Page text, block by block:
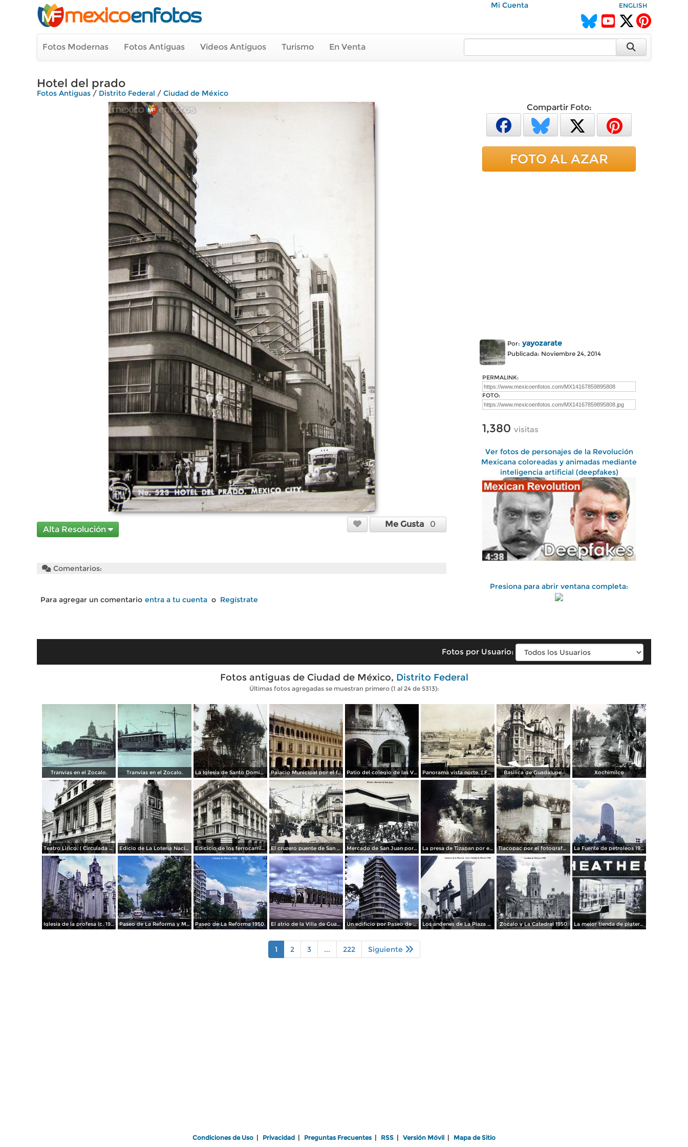
Mi Cuenta ENGLISH
Fotos Modernas Fotos Antiguas Videos Antiguos Turismo En Venta
Hotel del prado
Fotos Antiguas / Distrito Federal / Ciudad de México
Alta Resolución
Me Gusta 0
Comentarios:
Para agregar un comentario entra a tu cuenta o Regístrate
Compartir Foto:
FOTO AL AZAR
Por: yayozarate
Publicada: Noviembre 24, 2014
PERMALINK:
FOTO:
1,380 visitas
Ver fotos de personajes de la Revolución
Mexicana coloreadas y animadas mediante
inteligencia artificial (deepfakes)
Presiona para abrir ventana completa:
Fotos por Usuario:
Fotos antiguas de Ciudad de México, Distrito Federal
Últimas fotos agregadas se muestran primero (1 al 24 de 5313):
Tranvias en el Zocalo. Tranvias en el Zocalo. La Iglesia de Santo Domingo. Palacio Municipal por el fotografo Hugo Brehme.. Patio del colegio de las Vizcainas por el fotografo Hugo Brehme. Panorama vista norte. ( Fechada el 20 de Junio de 1905 ). Basilica de Guadalupe. Xochimilco
Teatro Lirico. ( Circulada el 1 de Agosto de 1926 ). Edicio de La Loteria Nacional Ciudad de México Abril de 1964 Edicicio de los ferrocarriles. El cruzero puente de San Francisco y Guardiola por el fotografo Felix Miret. Mercado de San Juan por el fotografo Felix Miret La presa de Tizapan por el fotografo Fernando Kososky. ( Circulada el 22 de Diembre de 1910 ). Tlacopac por el fotografo Hugo Brehme. La Fuente de petroleos 1950.
Iglesia de la profesa (c. 1950) Paseo de La Reforma y Mto a La Independencia 1950 Paseo de La Reforma 1950. El atrio de la Villa de Guadalupe 1950. Un edificio por Paseo de La Reforma 1950 Los andenes de La Plaza de toros Ciudad de México 1950 Zocalo y La Catedral 1950 La mejor tienda de plateria.
1 2 3 ... 222 Siguiente
Condiciones de Uso Privacidad Preguntas Frecuentes RSS Versión Móvil Mapa de Sitio